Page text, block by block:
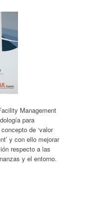
Management
para
de ‘valor
y con ello mejorar
respecto a las
y el entorno.